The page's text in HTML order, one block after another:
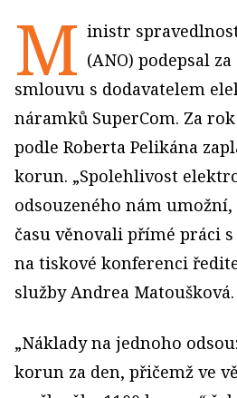
M inistr
(ANO) podepsal
smlouvu s dodavatelem
náramků SuperCom. Za
podle Roberta Pelikána
korun. „Spolehlivost
odsouzeného nám
času věnovali přímé práci
na tiskové konferenci
služby Andrea Matoušková.
„Náklady na jednoho
korun za den, přičemž ve